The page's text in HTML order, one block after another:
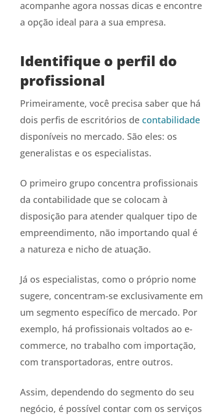
acompanhe agora nossas dicas e encontre
a opção ideal para a sua empresa.
Identifique o perfil do
profissional
Primeiramente, você precisa saber que há
dois perfis de escritórios de contabilidade
disponíveis no mercado. São eles: os
generalistas e os especialistas.
O primeiro grupo concentra profissionais
da contabilidade que se colocam à
disposição para atender qualquer tipo de
empreendimento, não importando qual é
a natureza e nicho de atuação.
Já os especialistas, como o próprio nome
sugere, concentram-se exclusivamente em
um segmento específico de mercado. Por
exemplo, há profissionais voltados ao e-
commerce, no trabalho com importação,
com transportadoras, entre outros.
Assim, dependendo do segmento do seu
negócio, é possível contar com os serviços